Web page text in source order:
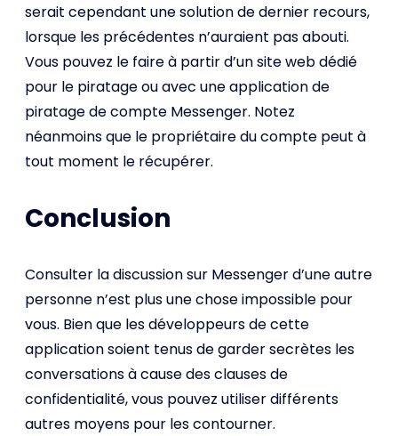
serait cependant une solution de dernier recours,
lorsque les précédentes n’auraient pas abouti.
Vous pouvez le faire à partir d’un site web dédié
pour le piratage ou avec une application de
piratage de compte Messenger. Notez
néanmoins que le propriétaire du compte peut à
tout moment le récupérer.
Conclusion
Consulter la discussion sur Messenger d’une autre
personne n’est plus une chose impossible pour
vous. Bien que les développeurs de cette
application soient tenus de garder secrètes les
conversations à cause des clauses de
confidentialité, vous pouvez utiliser différents
autres moyens pour les contourner.